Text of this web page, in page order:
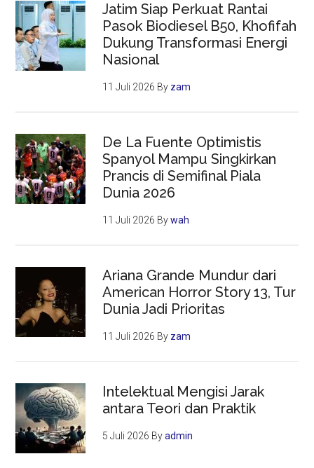
Jatim Siap Perkuat Rantai
Pasok Biodiesel B50, Khofifah
Dukung Transformasi Energi
Nasional
11 Juli 2026 By zam
De La Fuente Optimistis
Spanyol Mampu Singkirkan
Prancis di Semifinal Piala
Dunia 2026
11 Juli 2026 Bywah
Ariana Grande Mundur dari
American Horror Story 13, Tur
Dunia Jadi Prioritas
11 Juli 2026 By zam
Intelektual Mengisi Jarak
antara Teori dan Praktik
5 Juli 2026 Byadmin